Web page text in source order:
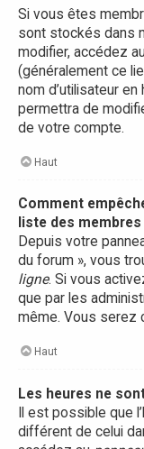
Si vous êtes
sont stockés dans
modifier, accédez au
(généralement ce
nom d’utilisateur
permettra de
de votre compte.
Haut
Comment
liste des
Depuis votre
du forum », vous
ligne. Si vous
que par les
même. Vous serez
Haut
Les heures ne
Il est possible que
différent de celui